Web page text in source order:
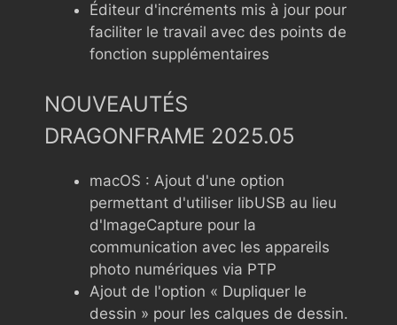
Éditeur d'incréments mis à jour pour
faciliter le travail avec des points de
fonction supplémentaires
NOUVEAUTÉS
DRAGONFRAME 2025.05
macOS : Ajout d'une option
permettant d'utiliser libUSB au lieu
d'ImageCapture pour la
communication avec les appareils
photo numériques via PTP
Ajout de l'option « Dupliquer le
dessin » pour les calques de dessin.